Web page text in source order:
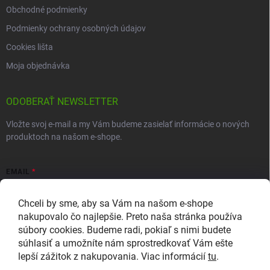
Chceli by sme, aby sa Vám na našom e-shope
nakupovalo čo najlepšie. Preto naša stránka používa
súbory cookies. Budeme radi, pokiaľ s nimi budete
súhlasiť a umožníte nám sprostredkovať Vám ešte
lepší zážitok z nakupovania. Viac informácií tu.
Obchodné podmienky
Podmienky ochrany osobných údajov
Cookies lišta
Moja objednávka
ODOBERAŤ NEWSLETTER
Vložte svoj e-mail a my Vám budeme zasielať informácie o nových
produktoch na našom e-shope.
EMAIL
Vložením e-mailu súhlasíte so zasielaním newslettera a
marketingových informácií v súlade sozásadami ochrany osobných
údajov.